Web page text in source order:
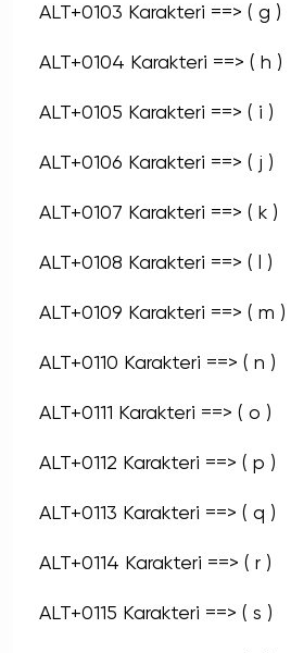
ALT+0103 Karakteri ==> ( g )
ALT+0104 Karakteri ==> ( h )
ALT+0105 Karakteri ==> ( i )
ALT+0106 Karakteri ==> ( j )
ALT+0107 Karakteri ==> ( k )
ALT+0108 Karakteri ==> ( l )
ALT+0109 Karakteri ==> ( m )
ALT+0110 Karakteri ==> ( n )
ALT+0111 Karakteri ==> ( o )
ALT+0112 Karakteri ==> ( p )
ALT+0113 Karakteri ==> ( q )
ALT+0114 Karakteri ==> ( r )
ALT+0115 Karakteri ==> ( s )